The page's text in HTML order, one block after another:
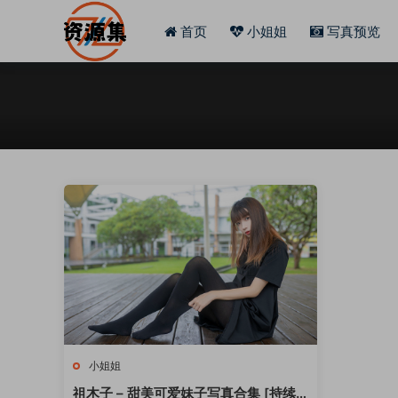
首页 小姐姐 写真预览
小姐姐
祖木子 – 甜美可爱妹子写真合集 [持续